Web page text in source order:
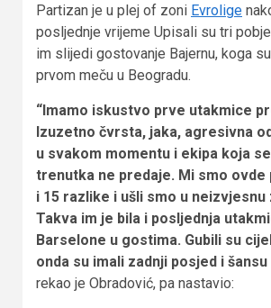
Partizan je u plej of zoni Evrolige
posljednje vrijeme Upisali su tri
im slijedi gostovanje Bajernu, koga
prvom meču u Beogradu.
“Imamo iskustvo prve utakmice
Izuzetno čvrsta, jaka, agresivna
u svakom momentu i ekipa koja
trenutka ne predaje. Mi smo
i 15 razlike i ušli smo u neizvjesnu
Takva im je bila i posljednja
Barselone u gostima. Gubili su
onda su imali zadnji posjed i šansu
rekao je Obradović, pa nastavio: